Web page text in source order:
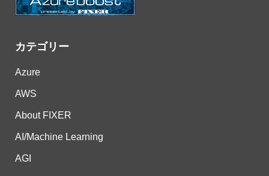
カテゴリー
Azure
AWS
About FIXER
AI/Machine Learning
AGI